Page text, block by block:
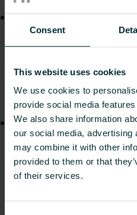
Consent
This website uses cookies
We use cookies to
provide social media
We also share information
our social media, advertising
may combine it with other
provided to them or that
of their services.
Profacts. Folosim
BV pentru a
clienților. Pentru mai
modul în care Profacts
profacts.be/
Google Analytics.
Google Analytics,
pentru a colecta o
utilizarea website-ului.
consultați mai jos mai